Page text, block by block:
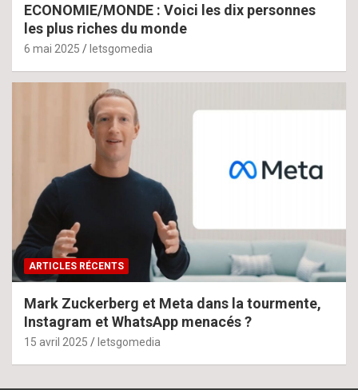
ECONOMIE/MONDE : Voici les dix personnes
les plus riches du monde
6 mai 2025 letsgomedia
ARTICLES RÉCENTS
Mark Zuckerberg et Meta dans la tourmente,
Instagram et WhatsApp menacés ?
15 avril 2025 letsgomedia